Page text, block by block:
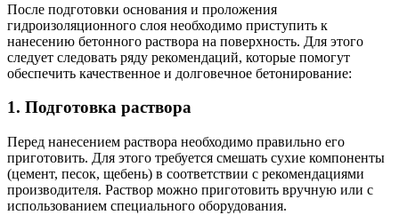
После подготовки основания и проложения
гидроизоляционного слоя необходимо приступить к
нанесению бетонного раствора на поверхность. Для этого
следует следовать ряду рекомендаций, которые помогут
обеспечить качественное и долговечное бетонирование:
1. Подготовка раствора
Перед нанесением раствора необходимо правильно его
приготовить. Для этого требуется смешать сухие компоненты
(цемент, песок, щебень) в соответствии с рекомендациями
производителя. Раствор можно приготовить вручную или с
использованием специального оборудования.